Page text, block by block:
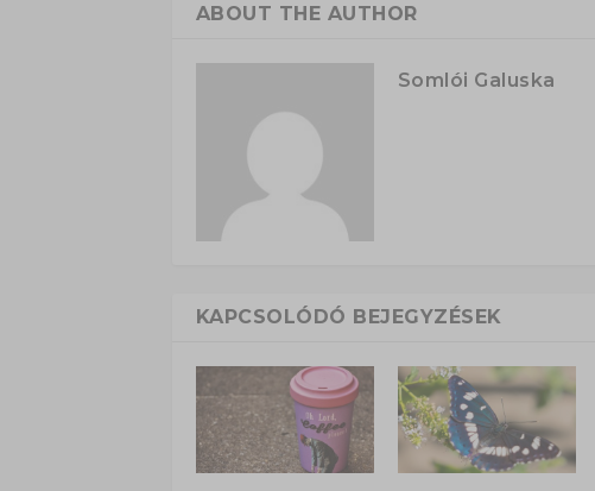
ABOUT THE AUTHOR
Somlói Galuska
KAPCSOLÓDÓ BEJEGYZÉSEK